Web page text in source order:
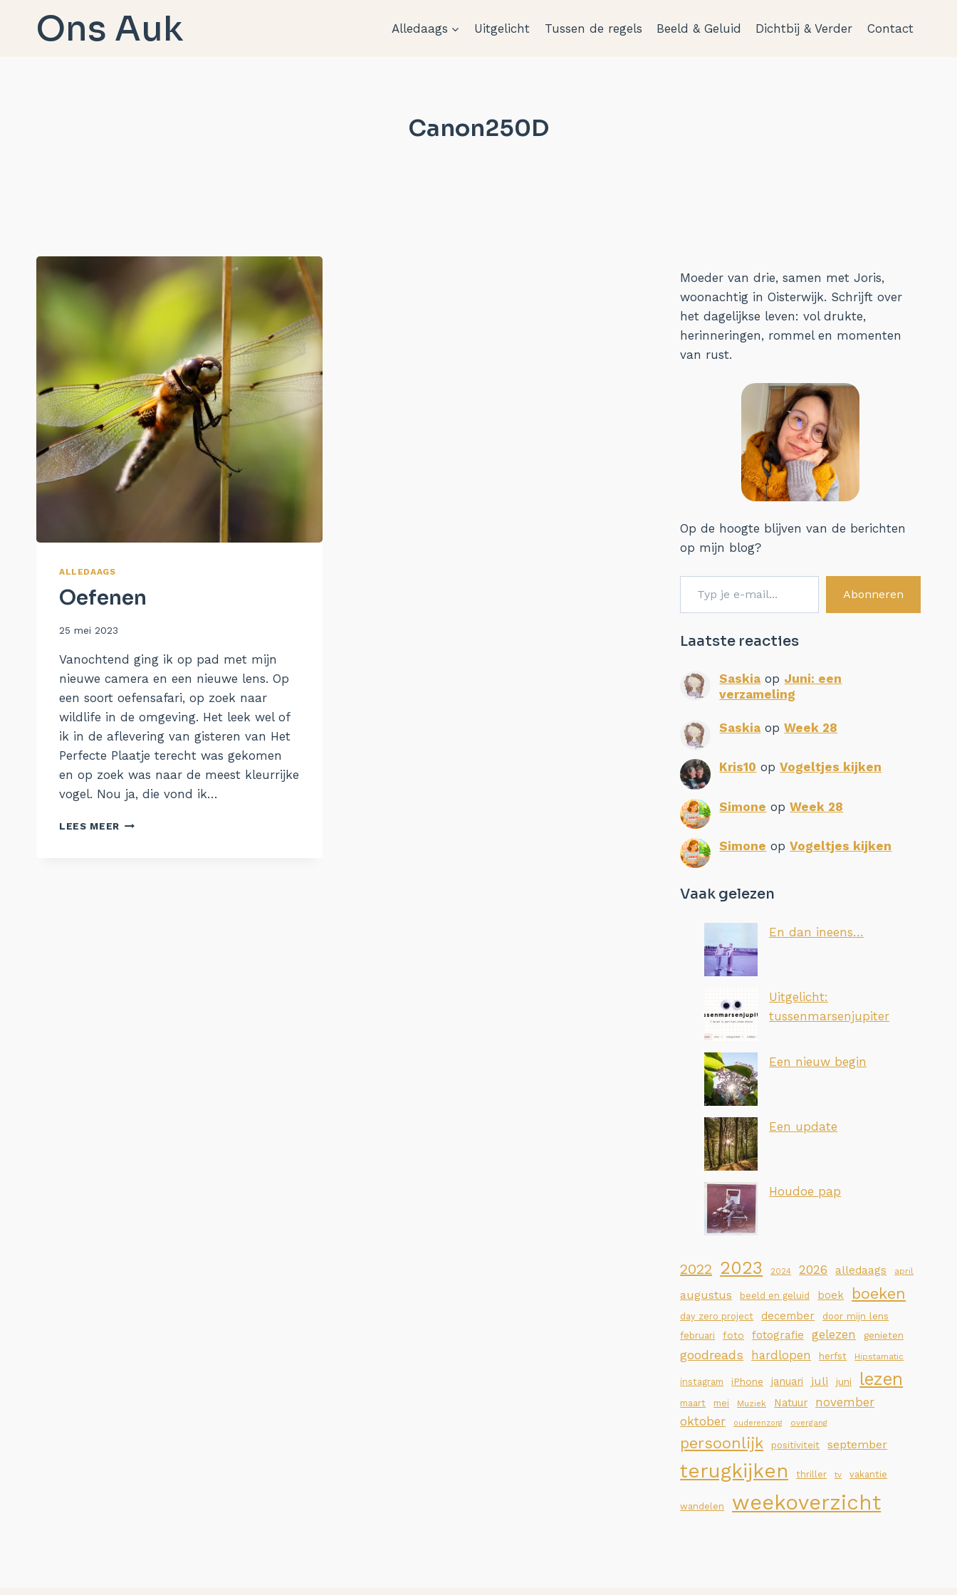
Ons Auk Alledaags Uitgelicht Tussen de regels Beeld & Geluid Dichtbij & Verder Contact
Canon250D
ALLEDAAGS
Oefenen
Door
25 mei 2023
Vanochtend ging ik op pad met mijn
nieuwe camera en een nieuwe lens. Op
een soort oefensafari, op zoek naar
wildlife in de omgeving. Het leek wel of
ik in de aflevering van gisteren van Het
Perfecte Plaatje terecht was gekomen
en op zoek was naar de meest kleurrijke
vogel. Nou ja, die vond ik…
LEES MEER OEFENEN
Moeder van drie, samen met Joris,
woonachtig in Oisterwijk. Schrijft over
het dagelijkse leven: vol drukte,
herinneringen, rommel en momenten
van rust.
Op de hoogte blijven van de berichten
op mijn blog?
Typ je e-mail...
Abonneren
Laatste reacties
Saskia op Juni: een
verzameling
Saskia opWeek 28
Kris10 opVogeltjes kijken
Simone opWeek 28
Simone opVogeltjes kijken
Vaak gelezen
En dan ineens…
Uitgelicht:
tussenmarsenjupiter
Een nieuw begin
Een update
Houdoe pap
2022 2023 2024 2026 alledaags april
augustus beeld en geluid boek boeken
day zero project december
door mijn lens
februari
foto fotografie gelezen genieten
goodreads hardlopen herfst Hipstamatic
instagram iPhone januari juli juni lezen
maart mei Muziek Natuur
november
oktober
ouderenzorg overgang
persoonlijk positiviteit september
terugkijken thriller tv vakantie
wandelen weekoverzicht